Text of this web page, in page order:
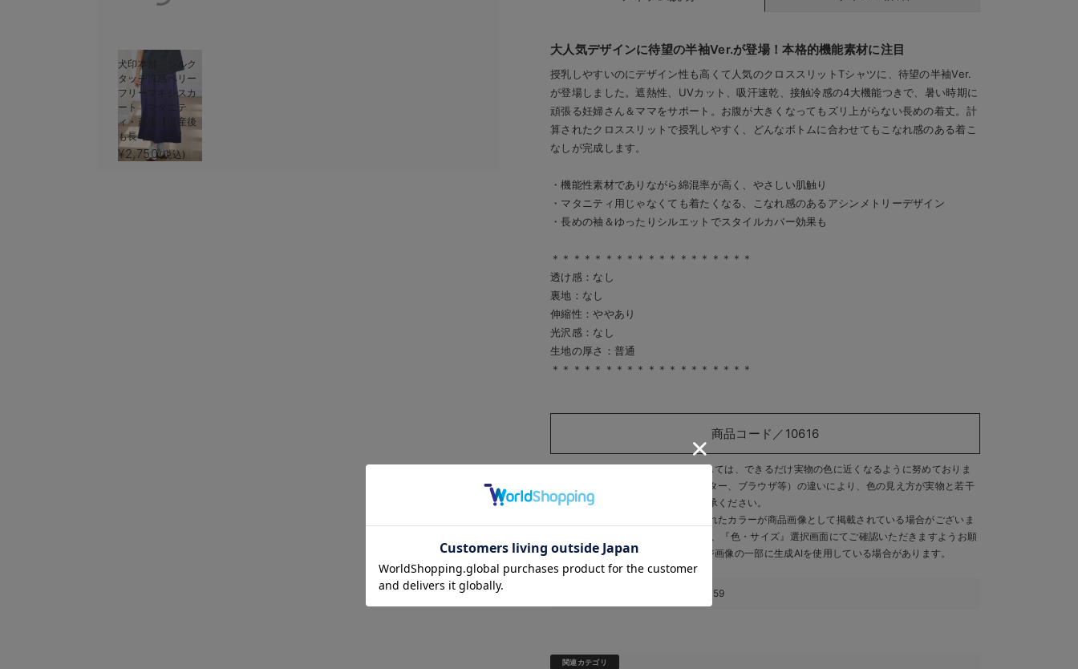
犬印本舗 シルク
タッチ涼感ベリー
フリーマキシスカ
ート マタニテ
ィ・産後【出産後
も長く使える】
¥2,750(税込)
大人気デザインに待望の半袖Ver.が登場！本格的機能素材に注目
授乳しやすいのにデザイン性も高くて人気のクロススリットTシャツに、待望の半袖Ver.
が登場しました。遮熱性、UVカット、吸汗速乾、接触冷感の4大機能つきで、暑い時期に
頑張る妊婦さん＆ママをサポート。お腹が大きくなってもズリ上がらない長めの着丈。計
算されたクロススリットで授乳しやすく、どんなボトムに合わせてもこなれ感のある着こ
なしが完成します。
・機能性素材でありながら綿混率が高く、やさしい肌触り
・マタニティ用じゃなくても着たくなる、こなれ感のあるアシンメトリーデザイン
・長めの袖＆ゆったりシルエットでスタイルカバー効果も
＊＊＊＊＊＊＊＊＊＊＊＊＊＊＊＊＊＊＊
透け感：なし
裏地：なし
伸縮性：ややあり
光沢感：なし
生地の厚さ：普通
＊＊＊＊＊＊＊＊＊＊＊＊＊＊＊＊＊＊＊
商品コード／10616
※ご覧頂いている商品画像につきましては、できるだけ実物の色に近くなるように努めておりま
お客様がお使いの環境（モニター、ブラウザ等）の違いにより、色の見え方が実物と若干
異なる場合がございます。予めご了承ください。
また、商品の機能説明の為、完売されたカラーが商品画像として掲載されている場合がございま
す。 販売中のカラーにつきましては、『色・サイズ』選択画面にてご確認いただきますようお願
いいたします。※商品画像・イメージ画像の一部に生成AIを使用している場合があります。
59
関連カテゴリ
お気に入り商品を確認する